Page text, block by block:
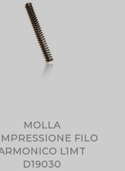
MOLLA
FILO
L1MT
D19030